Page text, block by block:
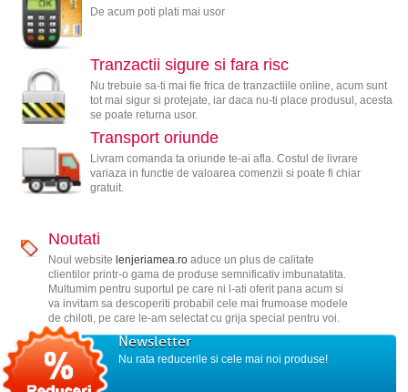
De acum poti plati mai usor
Tranzactii sigure si fara risc
Nu trebuie sa-ti mai fie frica de tranzactiile online, acum sunt
tot mai sigur si protejate, iar daca nu-ti place produsul, acesta
se poate returna usor.
Transport oriunde
Livram comanda ta oriunde te-ai afla. Costul de livrare
variaza in functie de valoarea comenzii si poate fi chiar
gratuit.
Noutati
Noul website lenjeriamea.roaduce un plus de calitate
clientilor printr-o gama de produse semnificativ imbunatatita.
Multumim pentru suportul pe care ni l-ati oferit pana acum si
va invitam sa descoperiti probabil cele mai frumoase modele
de chiloti, pe care le-am selectat cu grija special pentru voi.
Newsletter
Nu rata reducerile si cele mai noi produse!